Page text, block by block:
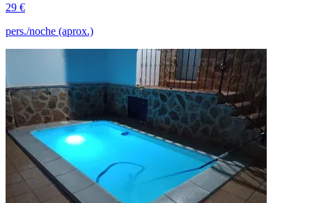
29 €
pers./noche (aprox.)